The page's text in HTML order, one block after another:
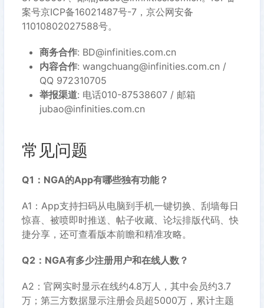
案号京ICP备16021487号-7，京公网安备
11010802027588号。
商务合作: BD@infinities.com.cn
内容合作: wangchuang@infinities.com.cn /
QQ 972310705
举报渠道: 电话010-87538607 / 邮箱
jubao@infinities.com.cn
常见问题
Q1：NGA的App有哪些独有功能？
A1：App支持扫码从电脑到手机一键切换、刮墙每日
惊喜、被喷即时推送、帖子收藏、论坛排版代码、快
捷分享，还可查看版本前瞻和精准攻略。
Q2：NGA有多少注册用户和在线人数？
A2：官网实时显示在线约4.8万人，其中会员约3.7
万；第三方数据显示注册会员超5000万，累计主题